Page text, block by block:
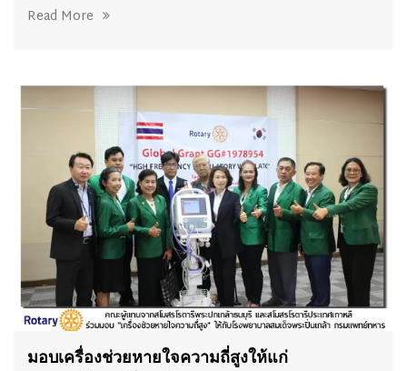
Read More
05/03/2019
มอบเครื่องช่วยหายใจความถี่สูงให้แก่